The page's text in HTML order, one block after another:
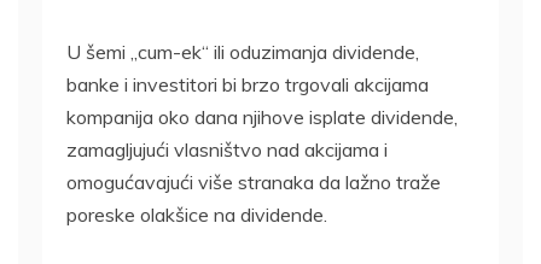
U šemi „cum-ek“ ili oduzimanja dividende,
banke i investitori bi brzo trgovali akcijama
kompanija oko dana njihove isplate dividende,
zamagljujući vlasništvo nad akcijama i
omogućavajući više stranaka da lažno traže
poreske olakšice na dividende.